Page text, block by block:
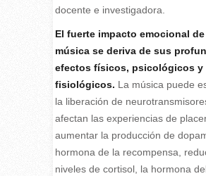
docente e investigadora.
El fuerte impacto emocional de
música se deriva de sus
efectos físicos, psicológicos y
fisiológicos. La música puede
la liberación de
afectan las experiencias de
aumentar la producción de
hormona de la recompensa,
niveles de cortisol, la hormona